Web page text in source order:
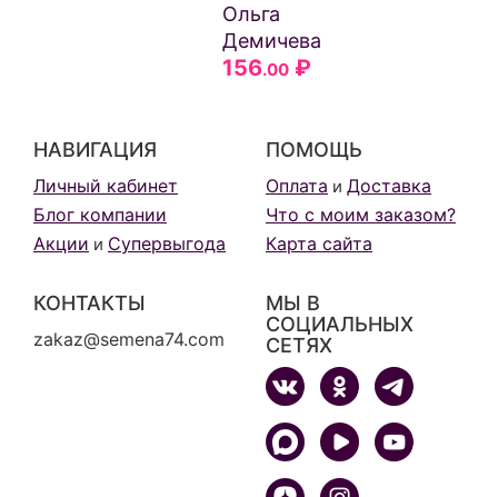
Ольга
Демичева
156.00 ₽
НАВИГАЦИЯ
Личный кабинет
Блог компании
Акции и Супервыгода
ПОМОЩЬ
Оплата и Доставка
Что с моим заказом?
Карта сайта
КОНТАКТЫ
zakaz@semena74.com
МЫ В
СОЦИАЛЬНЫХ
СЕТЯХ